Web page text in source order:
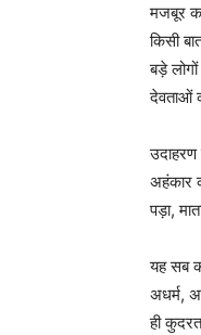
मजबूर
किसी
बड़े
देवताओं
उदाहरण
अहंकार
पड़ा,
यह सब
अधर्म,
ही